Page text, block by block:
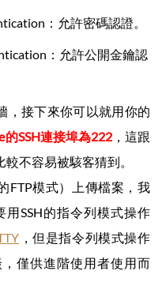
：允許密碼認證。
：允許公開金鑰認
，接下來你可以就用你的
的SSH連接埠為222，這跟
不容易被駭客猜到。
FTP模式）上傳檔案，我
用SSH的指令列模式操作
，但是指令列模式操作
僅供進階使用者使用而